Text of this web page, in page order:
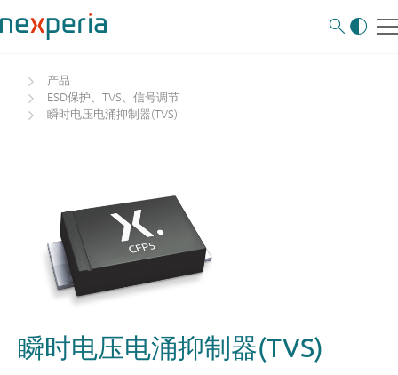
产品
ESD保护、TVS、信号调节
瞬时电压电涌抑制器(TVS)
瞬时电压电涌抑制器(TVS)